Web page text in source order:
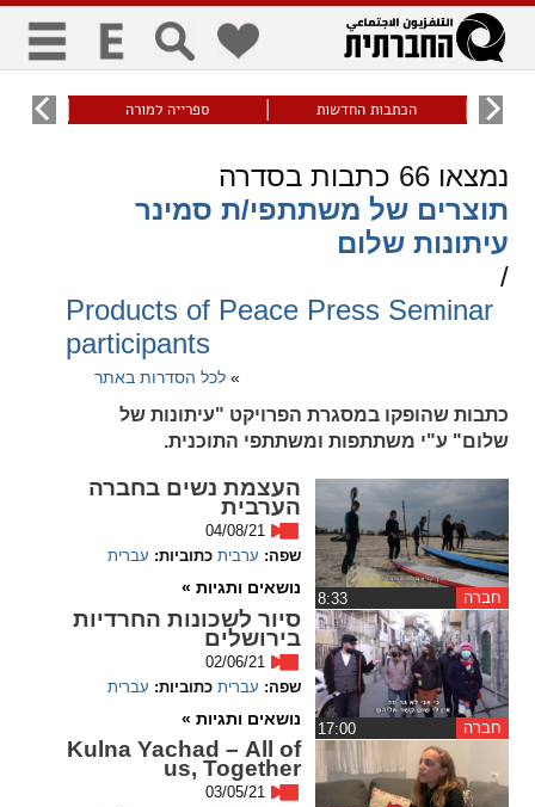
כללי
visibility_off
ביטול הבהובים ניווט מקלדת
zoom_out
zoom_in
התקרב
גופנים
remove_circle_outline
Decrease font
add_circle_outline
spellcheck
ניגודיות צבעים
brightness_high
ניגודיות בהירה
brightness_low
ניגודיות כהה
הכתבות החדשות ספרייה למורה עוני
נמצאו66 כתבות בסדרה
תוצרים של משתתפי/ת סמינר
עיתונות שלום
/
Products of Peace Press Seminar
participants
»לכל הסדרות באתר
כתבות שהופקו במסגרת הפרויקט "עיתונות של
שלום" ע"י משתתפות ומשתתפי התוכנית.
חברה
העצמת נשים בחברה
הערבית
04/08/21
שפה: ערבית כתוביות: עברית
נושאים ותגיות »
חברה
סיור לשכונות החרדיות
בירושלים
02/06/21
שפה: עברית כתוביות: עברית
נושאים ותגיות »
Kulna Yachad – All of
us, Together
03/05/21